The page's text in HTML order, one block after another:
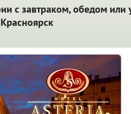
с завтраком, обедом или